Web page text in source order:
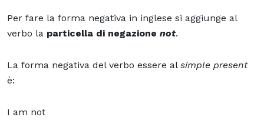
Per fare la forma negativa in inglese si aggiunge al
verbo la particella di negazione not.
La forma negativa del verbo essere al simple present
è:
I am not